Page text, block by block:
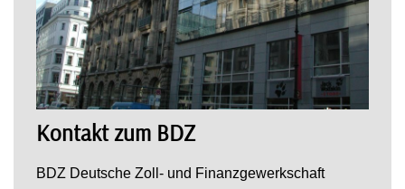
Kontakt zum BDZ
BDZ Deutsche Zoll- und Finanzgewerkschaft